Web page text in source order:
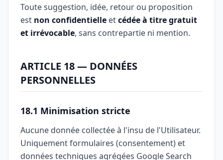
Toute suggestion, idée, retour ou proposition
est non confidentielle etcédée à titre gratuit
et irrévocable, sans contrepartie ni mention.
ARTICLE 18 — DONNÉES
PERSONNELLES
18.1 Minimisation stricte
Aucune donnée collectée à l'insu de l'Utilisateur.
Uniquement formulaires (consentement) et
données techniques agrégées Google Search